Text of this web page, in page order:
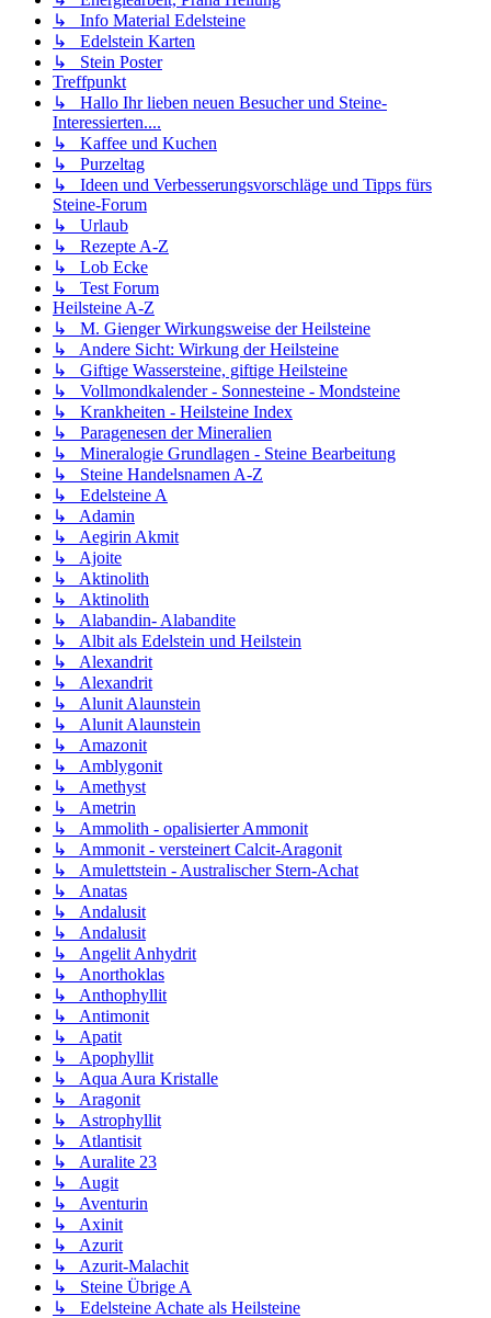
↳ Info Material Edelsteine
↳ Edelstein Karten
↳ Stein Poster
Treffpunkt
↳ Hallo Ihr lieben neuen Besucher und Steine-
Interessierten....
↳ Kaffee und Kuchen
↳ Purzeltag
↳ Ideen und Verbesserungsvorschläge und Tipps fürs
Steine-Forum
↳ Urlaub
↳ Rezepte A-Z
↳ Lob Ecke
↳ Test Forum
Heilsteine A-Z
↳ M. Gienger Wirkungsweise der Heilsteine
↳ Andere Sicht: Wirkung der Heilsteine
↳ Giftige Wassersteine, giftige Heilsteine
↳ Vollmondkalender - Sonnesteine - Mondsteine
↳ Krankheiten - Heilsteine Index
↳ Paragenesen der Mineralien
↳ Mineralogie Grundlagen - Steine Bearbeitung
↳ Steine Handelsnamen A-Z
↳ Edelsteine A
↳ Adamin
↳ Aegirin Akmit
↳ Ajoite
↳ Aktinolith
↳ Aktinolith
↳ Alabandin- Alabandite
↳ Albit als Edelstein und Heilstein
↳ Alexandrit
↳ Alexandrit
↳ Alunit Alaunstein
↳ Alunit Alaunstein
↳ Amazonit
↳ Amblygonit
↳ Amethyst
↳ Ametrin
↳ Ammolith - opalisierter Ammonit
↳ Ammonit - versteinert Calcit-Aragonit
↳ Amulettstein - Australischer Stern-Achat
↳ Anatas
↳ Andalusit
↳ Andalusit
↳ Angelit Anhydrit
↳ Anorthoklas
↳ Anthophyllit
↳ Antimonit
↳ Apatit
↳ Apophyllit
↳ Aqua Aura Kristalle
↳ Aragonit
↳ Astrophyllit
↳ Atlantisit
↳ Auralite 23
↳ Augit
↳ Aventurin
↳ Axinit
↳ Azurit
↳ Azurit-Malachit
↳ Steine Übrige A
↳ Edelsteine Achate als Heilsteine